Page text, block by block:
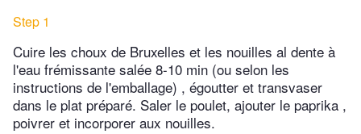
Step 1
Cuire les choux de Bruxelles et les nouilles al dente à
l'eau frémissante salée 8-10 min (ou selon les
instructions de l'emballage) , égoutter et transvaser
dans le plat préparé. Saler le poulet, ajouter le paprika ,
poivrer et incorporer aux nouilles.